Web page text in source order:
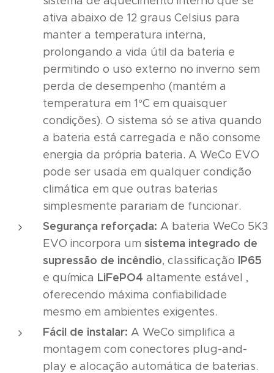
ativa abaixo de 12 graus Celsius para
manter a temperatura interna,
prolongando a vida útil da bateria e
permitindo o uso externo no inverno sem
perda de desempenho (mantém a
temperatura em 1°C em quaisquer
condições). O sistema só se ativa quando
a bateria está carregada e não consome
energia da própria bateria. A WeCo EVO
pode ser usada em qualquer condição
climática em que outras baterias
simplesmente parariam de funcionar.
Segurança reforçada: A bateria WeCo 5K3
EVO incorpora um sistema integrado de
supressão de incêndio, classificação IP65
e química LiFePO4 altamente estável ,
oferecendo máxima confiabilidade
mesmo em ambientes exigentes.
Fácil de instalar: A WeCo simplifica a
montagem com conectores plug-and-
play e alocação automática de baterias.